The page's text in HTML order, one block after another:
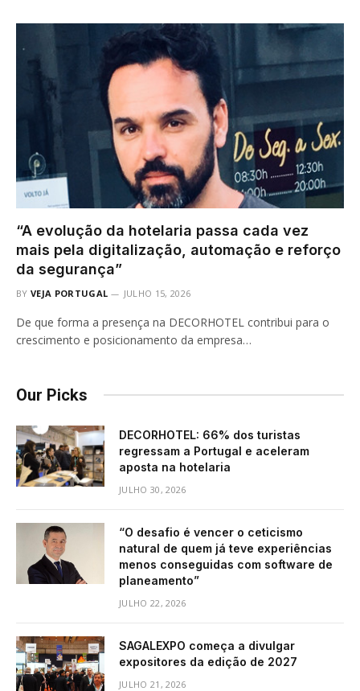
“A evolução da hotelaria passa cada vez
mais pela digitalização, automação e reforço
da segurança”
BY VEJA PORTUGAL JULHO 15, 2026
De que forma a presença na DECORHOTEL contribui para o
crescimento e posicionamento da empresa…
Our Picks
DECORHOTEL: 66% dos turistas
regressam a Portugal e aceleram
aposta na hotelaria
JULHO 30, 2026
“O desafio é vencer o ceticismo
natural de quem já teve experiências
menos conseguidas com software de
planeamento”
JULHO 22, 2026
SAGALEXPO começa a divulgar
expositores da edição de 2027
JULHO 21, 2026